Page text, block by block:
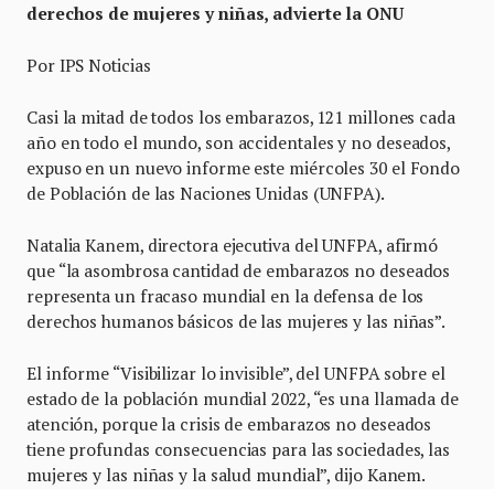
derechos de mujeres y niñas, advierte la ONU
Por IPS Noticias
Casi la mitad de todos los embarazos, 121 millones cada
año en todo el mundo, son accidentales y no deseados,
expuso en un nuevo informe este miércoles 30 el Fondo
de Población de las Naciones Unidas (UNFPA).
Natalia Kanem, directora ejecutiva del UNFPA, afirmó
que “la asombrosa cantidad de embarazos no deseados
representa un fracaso mundial en la defensa de los
derechos humanos básicos de las mujeres y las niñas”.
El informe “Visibilizar lo invisible”, del UNFPA sobre el
estado de la población mundial 2022, “es una llamada de
atención, porque la crisis de embarazos no deseados
tiene profundas consecuencias para las sociedades, las
mujeres y las niñas y la salud mundial”, dijo Kanem.